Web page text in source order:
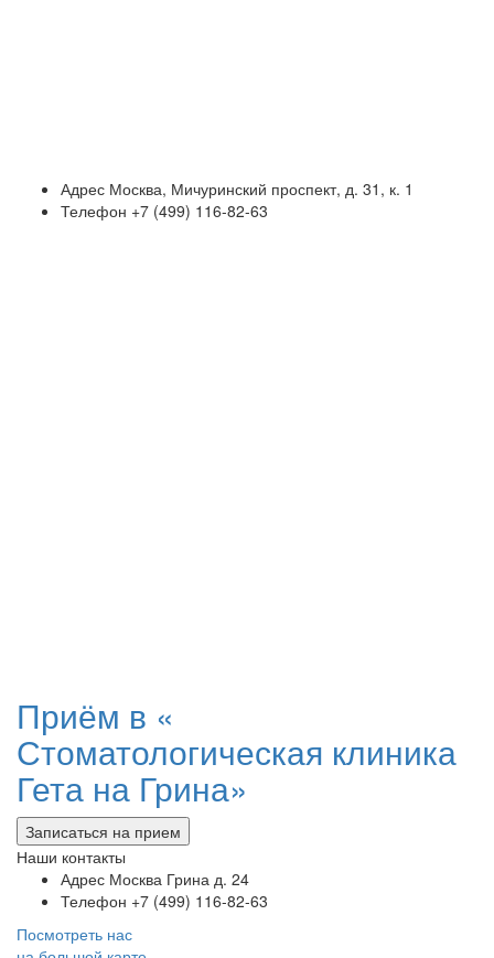
Адрес Москва, Мичуринский проспект, д. 31, к. 1
Телефон +7 (499) 116-82-63
Приём в «
Стоматологическая клиника
Гета на Грина»
Записаться на прием
Наши контакты
Адрес Москва Грина д. 24
Телефон +7 (499) 116-82-63
Посмотреть нас